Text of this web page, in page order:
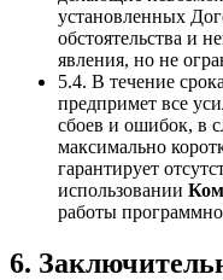
установленных
обстоятельства и
явления, но не
5.4. В течение
предпримет все
сбоев и ошибок, в
максимально
гарантирует
использовании
работы
6.